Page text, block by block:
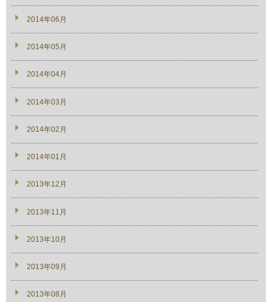
2014年06月
2014年05月
2014年04月
2014年03月
2014年02月
2014年01月
2013年12月
2013年11月
2013年10月
2013年09月
2013年08月